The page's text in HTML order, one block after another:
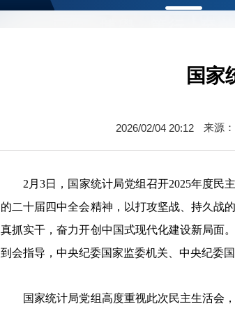
国家
2026/02/04 20:12 来源
2月3日，国家统计局党组召开2025年度民主
的二十届四中全会精神，以打攻坚战、持久战
真抓实干，奋力开创中国式现代化建设新局面
到会指导，中央纪委国家监委机关、中央纪委
国家统计局党组高度重视此次民主生活会，